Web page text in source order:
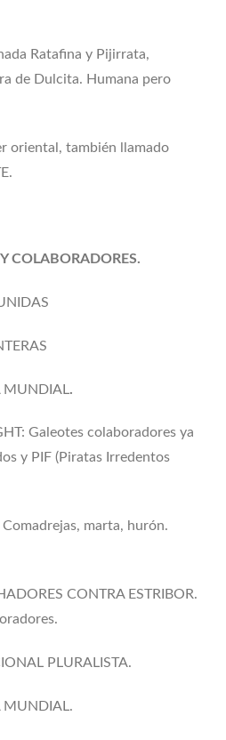
Ratafina y Pijirrata,
de Dulcita. Humana pero
oriental, también llamado
COLABORADORES.
MUNDIAL.
Galeotes colaboradores ya
y PIF (Piratas Irredentos
marta, hurón.
CONTRA ESTRIBOR.
PLURALISTA.
MUNDIAL.